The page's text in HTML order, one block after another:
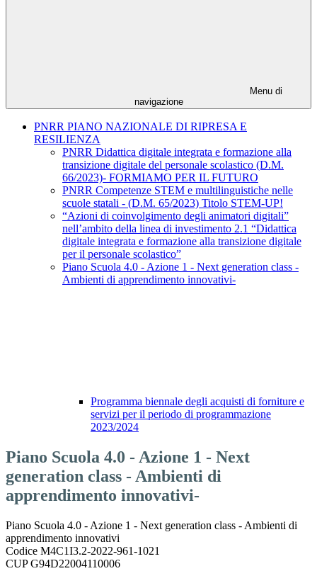
Menu di
navigazione
PNRR PIANO NAZIONALE DI RIPRESA E
RESILIENZA
PNRR Didattica digitale integrata e formazione alla
transizione digitale del personale scolastico (D.M.
66/2023)- FORMIAMO PER IL FUTURO
PNRR Competenze STEM e multilinguistiche nelle
scuole statali - (D.M. 65/2023) Titolo STEM-UP!
“Azioni di coinvolgimento degli animatori digitali”
nell’ambito della linea di investimento 2.1 “Didattica
digitale integrata e formazione alla transizione digitale
per il personale scolastico”
Piano Scuola 4.0 - Azione 1 - Next generation class -
Ambienti di apprendimento innovativi-
Programma biennale degli acquisti di forniture e
servizi per il periodo di programmazione
2023/2024
Piano Scuola 4.0 - Azione 1 - Next
generation class - Ambienti di
apprendimento innovativi-
Piano Scuola 4.0 - Azione 1 - Next generation class - Ambienti di
apprendimento innovativi
Codice M4C1I3.2-2022-961-1021
CUP G94D22004110006